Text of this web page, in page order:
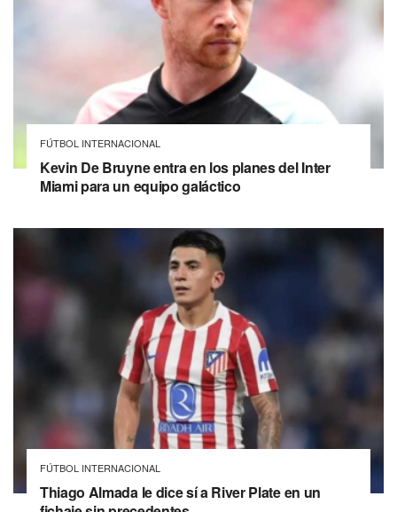
FÚTBOL INTERNACIONAL
Kevin De Bruyne entra en los planes del Inter
Miami para un equipo galáctico
FÚTBOL INTERNACIONAL
Thiago Almada le dice sí a River Plate en un